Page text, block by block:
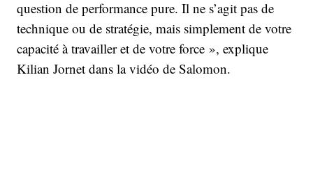
question de performance pure. Il ne s’agit pas de
technique ou de stratégie, mais simplement de votre
capacité à travailler et de votre force », explique
Kilian Jornet dans la vidéo de Salomon.